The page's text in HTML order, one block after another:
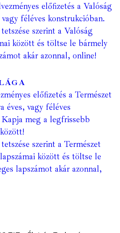
előfizetés a Valóság
féléves konstrukcióban.
szerint a Valóság
között és töltse le bármely
akár azonnal, online!
előfizetés a Természet
éves, vagy féléves
meg a legfrissebb
szerint a Természet
között és töltse le
lapszámot akár azonnal,